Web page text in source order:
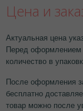
Цена и
Актуальная цена
Перед оформлением
количество в
После оформления
бесплатно
товар можно после